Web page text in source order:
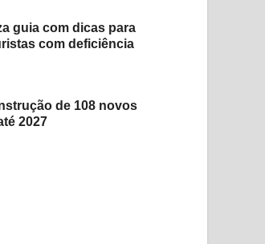
guia com dicas para
com deficiência
de 108 novos
2027